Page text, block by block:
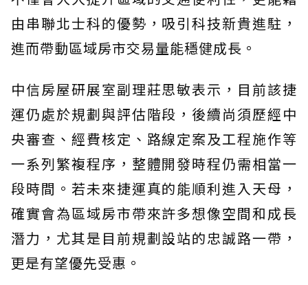
由串聯北士科的優勢，吸引科技新貴進駐，
進而帶動區域房市交易量能穩健成長。
中信房屋研展室副理莊思敏表示，目前該捷
運仍處於規劃與評估階段，後續尚須歷經中
央審查、經費核定、路線定案及工程施作等
一系列繁複程序，整體開發時程仍需相當一
段時間。若未來捷運真的能順利進入天母，
確實會為區域房市帶來許多想像空間和成長
潛力，尤其是目前規劃設站的忠誠路一帶，
更是有望優先受惠。